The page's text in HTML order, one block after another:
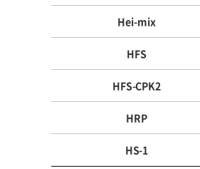
Hei-mix
HFS
HFS-CPK2
HRP
HS-1